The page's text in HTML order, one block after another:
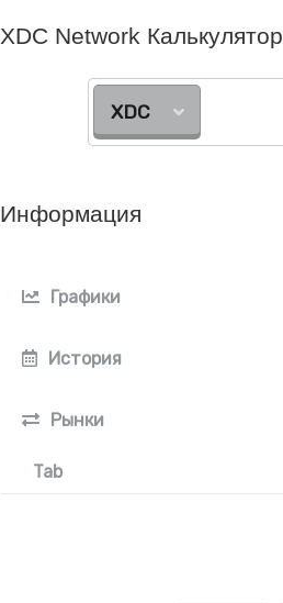
XDC Network Калькулятор
XDC
Информация
Графики
История
Рынки
Tab